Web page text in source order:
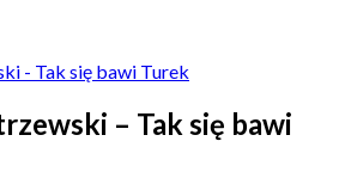
– Tak się bawi